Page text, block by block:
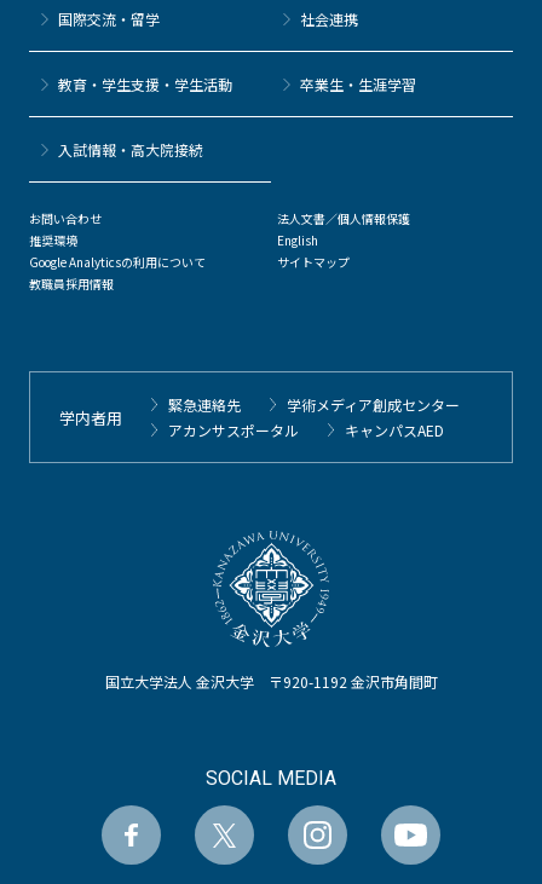
国立大学法人 金沢大学 〒920-1192 金沢市角間町
SOCIAL MEDIA
国際交流・留学 社会連携
教育・学生支援・学生活動 卒業生・生涯学習
⼊試情報・高大院接続
お問い合わせ
推奨環境
Google Analyticsの利用について
教職員採用情報
法人文書／個人情報保護
English
サイトマップ
学内者用
緊急連絡先
学術メディア創成センター
アカンサスポータル
キャンパスAED